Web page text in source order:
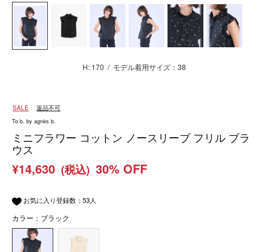
H: 170 / モデル着用サイズ：38
SALE 返品不可
To b. by agnès b.
ミニフラワー コットン ノースリーブ フリル ブラ
ウス
¥14,630 (税込) 30% OFF
お気に入り登録数： 53人
カラー：ブラック